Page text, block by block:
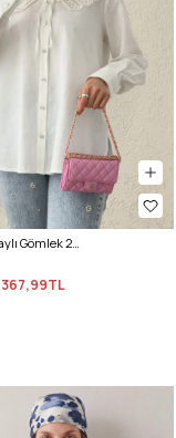
Yakalık Detaylı Gömlek 2214 - BEYAZ
367,99TL